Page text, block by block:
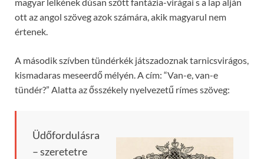
ott az angol szöveg azok számára, akik magyarul nem
értenek.
A második szívben tündérkék játszadoznak tarnicsvirágos,
kismadaras meseerdő mélyén. A cím: “Van-e, van-e
tündér?” Alatta az ősszékely nyelvezetű rímes szöveg:
Üdőfordulásra
– szeretetre